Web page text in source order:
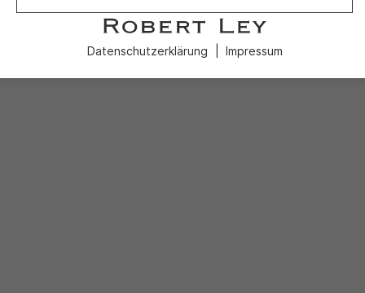
Datenschutzerklärung Impressum